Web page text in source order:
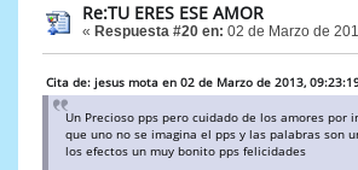
Re:TU ERES ESE AMOR
« Respuesta #20 en: 02 de Marzo de
Cita de: jesus mota en 02 de Marzo de 2013,
Un Precioso pps pero cuidado de los amores por
que uno no se imagina el pps y las palabras son
los efectos un muy bonito pps felicidades